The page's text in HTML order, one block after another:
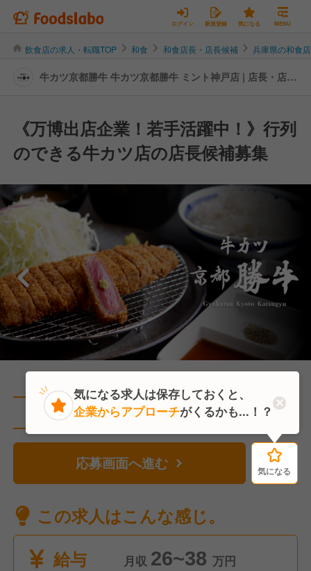
ログイン 新規登録 気になる MENU
飲食店の求人・転職TOP 和食 和食店長・店長候補 兵庫県の和食
牛カツ京都勝牛 牛カツ京都勝牛 ミント神戸店 | 店長・店長
《万博出店企業！若手活躍中！》行列
のできる牛カツ店の店長候補募集
直近1人がこの求人を検討中
応募画面へ進む 気になる
この求人はこんな感じ。
給与
月収 26~38 万円
気になる
気になる求人は保存しておくと、
企業からアプローチがくるかも...！？